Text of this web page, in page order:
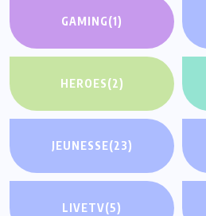
GAMING(1)
HEROES(2)
JEUNESSE(23)
LIVETV(5)